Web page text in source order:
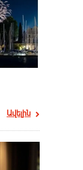
Ավելին